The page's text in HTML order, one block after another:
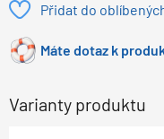
Přidat do
Máte dotaz k
Varianty produktu